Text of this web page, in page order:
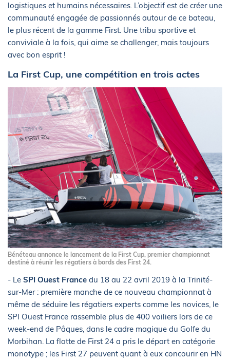
logistiques et humains nécessaires. L’objectif est de créer une
communauté engagée de passionnés autour de ce bateau,
le plus récent de la gamme First. Une tribu sportive et
conviviale à la fois, qui aime se challenger, mais toujours
avec bon esprit !
La First Cup, une compétition en trois actes
Bénéteau annonce le lancement de la First Cup, premier championnat
destiné à réunir les régatiers à bords des First 24.
- Le SPI Ouest France du 18 au 22 avril 2019 à la Trinité-
sur-Mer : première manche de ce nouveau championnat à
même de séduire les régatiers experts comme les novices, le
SPI Ouest France rassemble plus de 400 voiliers lors de ce
week-end de Pâques, dans le cadre magique du Golfe du
Morbihan. La flotte de First 24 a pris le départ en catégorie
monotype ; les First 27 peuvent quant à eux concourir en HN